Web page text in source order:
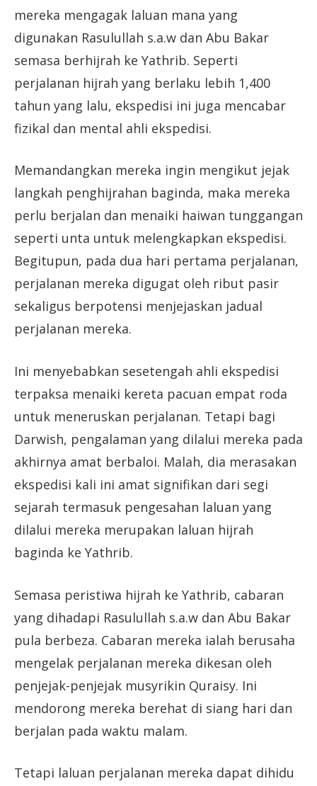
mereka mengagak laluan mana yang
digunakan Rasulullah s.a.w dan Abu Bakar
semasa berhijrah ke Yathrib. Seperti
perjalanan hijrah yang berlaku lebih 1,400
tahun yang lalu, ekspedisi ini juga mencabar
fizikal dan mental ahli ekspedisi.
Memandangkan mereka ingin mengikut jejak
langkah penghijrahan baginda, maka mereka
perlu berjalan dan menaiki haiwan tunggangan
seperti unta untuk melengkapkan ekspedisi.
Begitupun, pada dua hari pertama perjalanan,
perjalanan mereka digugat oleh ribut pasir
sekaligus berpotensi menjejaskan jadual
perjalanan mereka.
Ini menyebabkan sesetengah ahli ekspedisi
terpaksa menaiki kereta pacuan empat roda
untuk meneruskan perjalanan. Tetapi bagi
Darwish, pengalaman yang dilalui mereka pada
akhirnya amat berbaloi. Malah, dia merasakan
ekspedisi kali ini amat signifikan dari segi
sejarah termasuk pengesahan laluan yang
dilalui mereka merupakan laluan hijrah
baginda ke Yathrib.
Semasa peristiwa hijrah ke Yathrib, cabaran
yang dihadapi Rasulullah s.a.w dan Abu Bakar
pula berbeza. Cabaran mereka ialah berusaha
mengelak perjalanan mereka dikesan oleh
penjejak-penjejak musyrikin Quraisy. Ini
mendorong mereka berehat di siang hari dan
berjalan pada waktu malam.
Tetapi laluan perjalanan mereka dapat dihidu